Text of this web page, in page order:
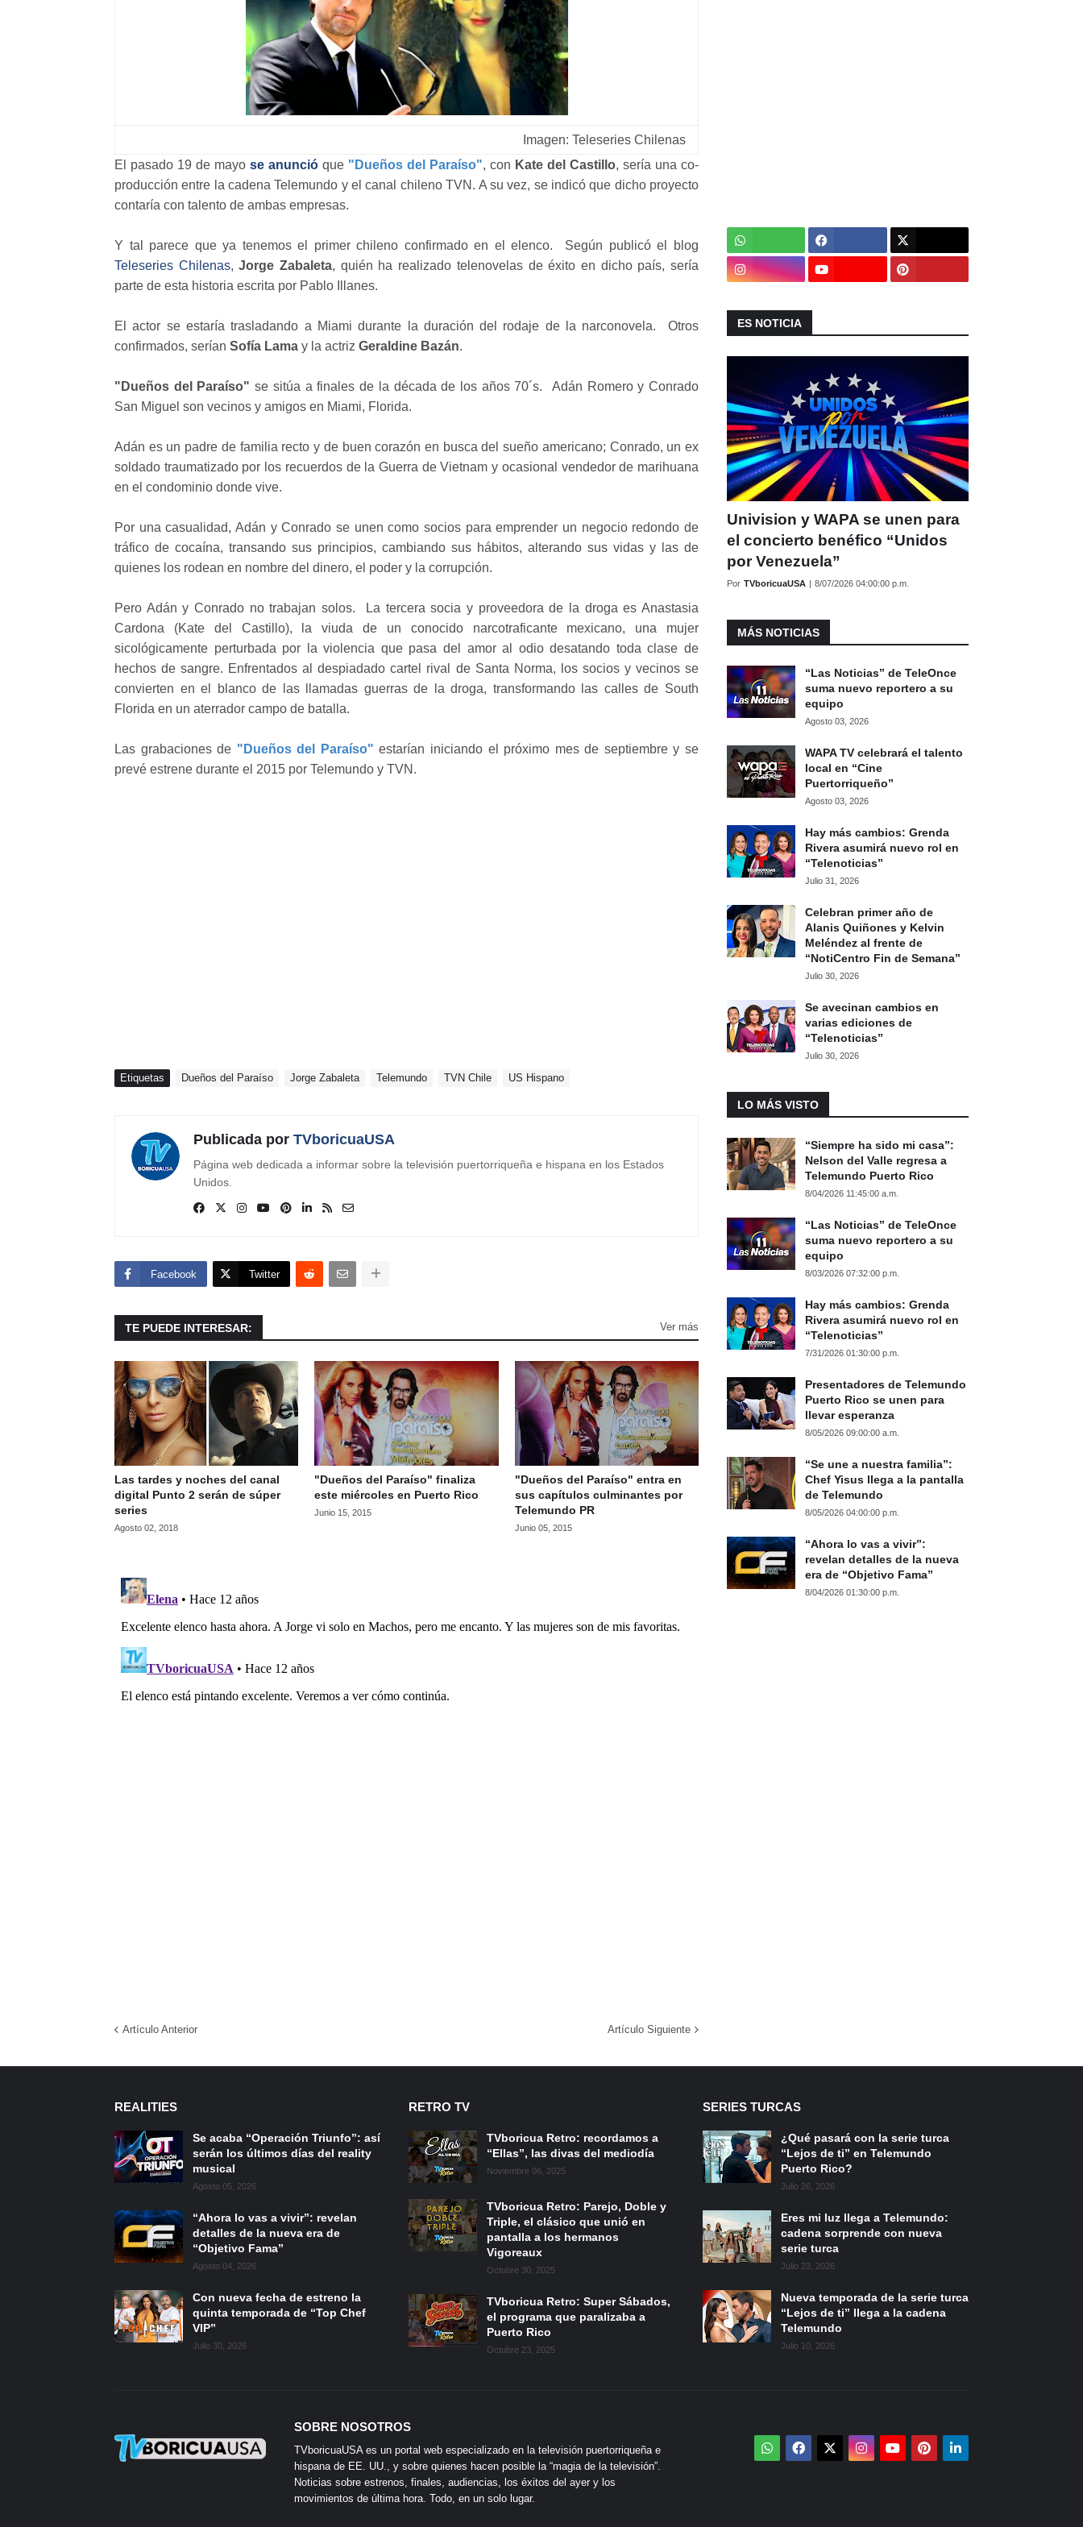
Imagen: Teleseries Chilenas
El pasado 19 de mayo se anunció que "Dueños del Paraíso", con Kate del Castillo, sería una co-
producción entre la cadena Telemundo y el canal chileno TVN. A su vez, se indicó que dicho proyecto
contaría con talento de ambas empresas.
Y tal parece que ya tenemos el primer chileno confirmado en el elenco. Según publicó el blog
Teleseries Chilenas,Jorge Zabaleta, quién ha realizado telenovelas de éxito en dicho país, sería
parte de esta historia escrita por Pablo Illanes.
El actor se estaría trasladando a Miami durante la duración del rodaje de la narconovela. Otros
confirmados, serían Sofía Lama y la actriz Geraldine Bazán.
"Dueños del Paraíso" se sitúa a finales de la década de los años 70´s. Adán Romero y Conrado
San Miguel son vecinos y amigos en Miami, Florida.
Adán es un padre de familia recto y de buen corazón en busca del sueño americano; Conrado, un ex
soldado traumatizado por los recuerdos de la Guerra de Vietnam y ocasional vendedor de marihuana
en el condominio donde vive.
Por una casualidad, Adán y Conrado se unen como socios para emprender un negocio redondo de
tráfico de cocaína, transando sus principios, cambiando sus hábitos, alterando sus vidas y las de
quienes los rodean en nombre del dinero, el poder y la corrupción.
Pero Adán y Conrado no trabajan solos. La tercera socia y proveedora de la droga es Anastasia
Cardona (Kate del Castillo), la viuda de un conocido narcotraficante mexicano, una mujer
sicológicamente perturbada por la violencia que pasa del amor al odio desatando toda clase de
hechos de sangre. Enfrentados al despiadado cartel rival de Santa Norma, los socios y vecinos se
convierten en el blanco de las llamadas guerras de la droga, transformando las calles de South
Florida en un aterrador campo de batalla.
Las grabaciones de "Dueños del Paraíso" estarían iniciando el próximo mes de septiembre y se
prevé estrene durante el 2015 por Telemundo y TVN.
Etiquetas Dueños del Paraíso Jorge Zabaleta Telemundo TVN Chile US Hispano
Publicada por TVboricuaUSA
Página web dedicada a informar sobre la televisión puertorriqueña e hispana en los Estados
Unidos.
Facebook Twitter
TE PUEDE INTERESAR: Ver más
Las tardes y noches del canal
digital Punto 2 serán de súper
series
Agosto 02, 2018
"Dueños del Paraíso" finaliza
este miércoles en Puerto Rico
Junio 15, 2015
"Dueños del Paraíso" entra en
sus capítulos culminantes por
Telemundo PR
Junio 05, 2015
Artículo Anterior Artículo Siguiente
ES NOTICIA
Univision y WAPA se unen para
el concierto benéfico “Unidos
por Venezuela”
Por TVboricuaUSA | 8/07/2026 04:00:00 p.m.
MÁS NOTICIAS
“Las Noticias” de TeleOnce
suma nuevo reportero a su
equipo
Agosto 03, 2026
WAPA TV celebrará el talento
local en “Cine
Puertorriqueño”
Agosto 03, 2026
Hay más cambios: Grenda
Rivera asumirá nuevo rol en
“Telenoticias”
Julio 31, 2026
Celebran primer año de
Alanis Quiñones y Kelvin
Meléndez al frente de
“NotiCentro Fin de Semana”
Julio 30, 2026
Se avecinan cambios en
varias ediciones de
“Telenoticias”
Julio 30, 2026
LO MÁS VISTO
“Siempre ha sido mi casa”:
Nelson del Valle regresa a
Telemundo Puerto Rico
8/04/2026 11:45:00 a.m.
“Las Noticias” de TeleOnce
suma nuevo reportero a su
equipo
8/03/2026 07:32:00 p.m.
Hay más cambios: Grenda
Rivera asumirá nuevo rol en
“Telenoticias”
7/31/2026 01:30:00 p.m.
Presentadores de Telemundo
Puerto Rico se unen para
llevar esperanza
8/05/2026 09:00:00 a.m.
“Se une a nuestra familia”:
Chef Yisus llega a la pantalla
de Telemundo
8/05/2026 04:00:00 p.m.
“Ahora lo vas a vivir”:
revelan detalles de la nueva
era de “Objetivo Fama”
8/04/2026 01:30:00 p.m.
REALITIES
Se acaba “Operación Triunfo”: así
serán los últimos días del reality
musical
Agosto 05, 2026
“Ahora lo vas a vivir”: revelan
detalles de la nueva era de
“Objetivo Fama”
Agosto 04, 2026
Con nueva fecha de estreno la
quinta temporada de “Top Chef
VIP”
Julio 30, 2026
RETRO TV
TVboricua Retro: recordamos a
“Ellas”, las divas del mediodía
Noviembre 06, 2025
TVboricua Retro: Parejo, Doble y
Triple, el clásico que unió en
pantalla a los hermanos
Vigoreaux
Octubre 30, 2025
TVboricua Retro: Super Sábados,
el programa que paralizaba a
Puerto Rico
Octubre 23, 2025
SERIES TURCAS
¿Qué pasará con la serie turca
“Lejos de ti” en Telemundo
Puerto Rico?
Julio 26, 2026
Eres mi luz llega a Telemundo:
cadena sorprende con nueva
serie turca
Julio 23, 2026
Nueva temporada de la serie turca
“Lejos de ti” llega a la cadena
Telemundo
Julio 10, 2026
SOBRE NOSOTROS
TVboricuaUSA es un portal web especializado en la televisión puertorriqueña e
hispana de EE. UU., y sobre quienes hacen posible la “magia de la televisión”.
Noticias sobre estrenos, finales, audiencias, los éxitos del ayer y los
movimientos de última hora. Todo, en un solo lugar.